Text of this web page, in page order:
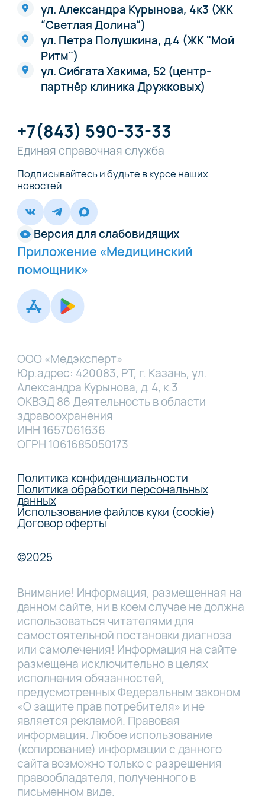
ул. Александра Курынова, 4к3 (ЖК
“Светлая Долина“)
ул. Петра Полушкина, д.4 (ЖК "Мой
Ритм")
ул. Сибгата Хакима, 52 (центр-
партнёр клиника Дружковых)
+7(843) 590-33-33
Единая справочная служба
Подписывайтесь и будьте в курсе наших
новостей
Версия для слабовидящих
Приложение «Медицинский
помощник»
ООО «Медэксперт»
Юр.адрес: 420083, РТ, г. Казань, ул.
Александра Курынова, д. 4, к.3
ОКВЭД 86 Деятельность в области
здравоохранения
ИНН 1657061636
ОГРН 1061685050173
Политика конфиденциальности
Политика обработки персональных
данных
Использование файлов куки (cookie)
Договор оферты
©2025
Внимание! Информация, размещенная на
данном сайте, ни в коем случае не должна
использоваться читателями для
самостоятельной постановки диагноза
или самолечения! Информация на сайте
размещена исключительно в целях
исполнения обязанностей,
предусмотренных Федеральным законом
«О защите прав потребителя» и не
является рекламой. Правовая
информация. Любое использование
(копирование) информации с данного
сайта возможно только с разрешения
правообладателя, полученного в
письменном виде.